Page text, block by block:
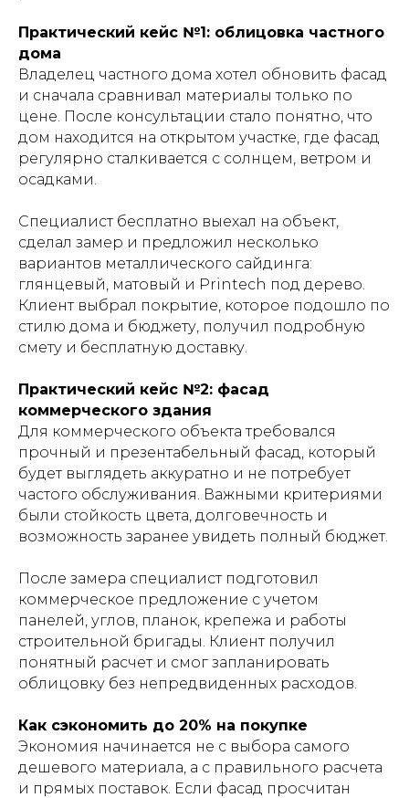
Практический кейс №1: облицовка частного
дома
Владелец частного дома хотел обновить фасад
и сначала сравнивал материалы только по
цене. После консультации стало понятно, что
дом находится на открытом участке, где фасад
регулярно сталкивается с солнцем, ветром и
осадками.
Специалист бесплатно выехал на объект,
сделал замер и предложил несколько
вариантов металлического сайдинга:
глянцевый, матовый и Printech под дерево.
Клиент выбрал покрытие, которое подошло по
стилю дома и бюджету, получил подробную
смету и бесплатную доставку.
Практический кейс №2: фасад
коммерческого здания
Для коммерческого объекта требовался
прочный и презентабельный фасад, который
будет выглядеть аккуратно и не потребует
частого обслуживания. Важными критериями
были стойкость цвета, долговечность и
возможность заранее увидеть полный бюджет.
После замера специалист подготовил
коммерческое предложение с учетом
панелей, углов, планок, крепежа и работы
строительной бригады. Клиент получил
понятный расчет и смог запланировать
облицовку без непредвиденных расходов.
Как сэкономить до 20% на покупке
Экономия начинается не с выбора самого
дешевого материала, а с правильного расчета
и прямых поставок. Если фасад просчитан